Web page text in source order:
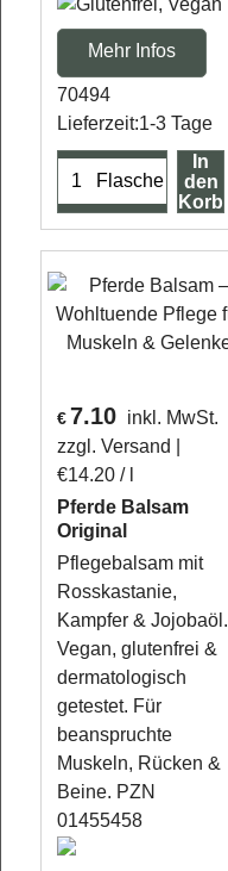
Mehr Infos
70494
Lieferzeit:1-3 Tage
Flasche
In
den
Korb
€ 7.10 inkl. MwSt.
zzgl. Versand
€14.20 / l
Pferde Balsam
Original
Pflegebalsam mit
Rosskastanie,
Kampfer & Jojobaöl.
Vegan, glutenfrei &
dermatologisch
getestet. Für
beanspruchte
Muskeln, Rücken &
Beine. PZN
01455458